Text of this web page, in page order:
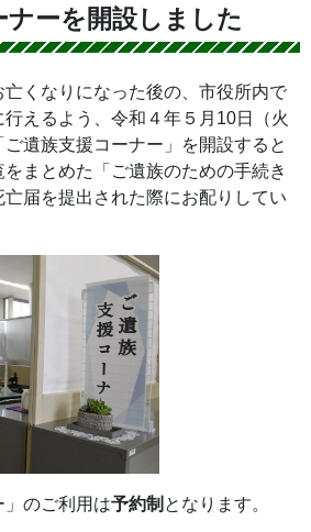
ナーを開設しました
くなりになった後の、市役所内で
えるよう、令和４年５月10日（火
遺族支援コーナー」を開設すると
まとめた「ご遺族のための手続き
届を提出された際にお配りしてい
」のご利用は予約制 となります。